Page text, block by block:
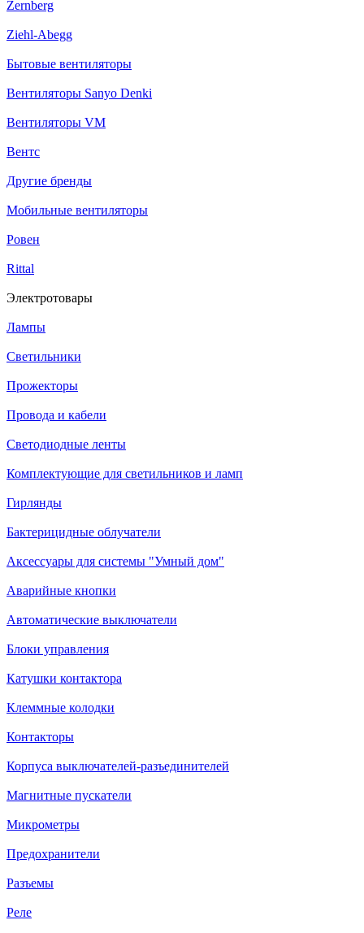
Zernberg
Ziehl-Abegg
Бытовые вентиляторы
Вентиляторы Sanyo Denki
Вентиляторы VM
Вентс
Другие бренды
Мобильные вентиляторы
Ровен
Rittal
Электротовары
Лампы
Светильники
Прожекторы
Провода и кабели
Светодиодные ленты
Комплектующие для светильников и ламп
Гирлянды
Бактерицидные облучатели
Аксессуары для системы "Умный дом"
Аварийные кнопки
Автоматические выключатели
Блоки управления
Катушки контактора
Клеммные колодки
Контакторы
Корпуса выключателей-разъединителей
Магнитные пускатели
Микрометры
Предохранители
Разъемы
Реле